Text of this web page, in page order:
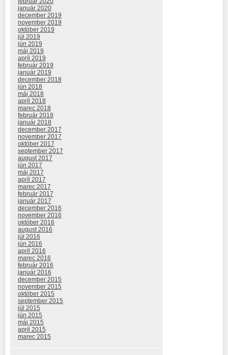
január 2020
december 2019
november 2019
október 2019
júl 2019
jún 2019
máj 2019
apríl 2019
február 2019
január 2019
december 2018
jún 2018
máj 2018
apríl 2018
marec 2018
február 2018
január 2018
december 2017
november 2017
október 2017
september 2017
august 2017
jún 2017
máj 2017
apríl 2017
marec 2017
február 2017
január 2017
december 2016
november 2016
október 2016
august 2016
júl 2016
jún 2016
apríl 2016
marec 2016
február 2016
január 2016
december 2015
november 2015
október 2015
september 2015
júl 2015
jún 2015
máj 2015
apríl 2015
marec 2015